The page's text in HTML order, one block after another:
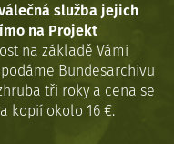
služba jejich
na Projekt
na základě Vámi
Bundesarchivu
tři roky a cena se
kopií okolo 16 €.